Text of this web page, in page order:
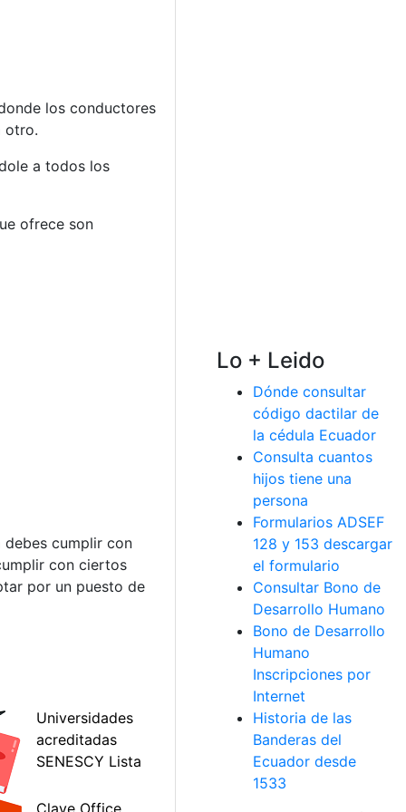
los conductores
otro.
a todos los
ofrece son
debes cumplir con
con ciertos
por un puesto de
Lo + Leido
Dónde consultar
código dactilar de
la cédula Ecuador
Consulta cuantos
hijos tiene una
persona
Formularios ADSEF
128 y 153 descargar
el formulario
Consultar Bono de
Desarrollo Humano
Bono de Desarrollo
Humano
Inscripciones por
Internet
Historia de las
Banderas del
Ecuador desde
1533